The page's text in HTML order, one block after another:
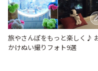
旅やさんぽをもっと楽しく♪
かけぬい撮りフォト9選